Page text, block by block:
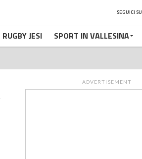
SEGUICI SU
RUGBY JESI SPORT IN VALLESINA
ADVERTISEMENT